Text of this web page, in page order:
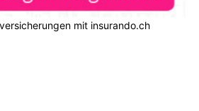
mit insurando.ch